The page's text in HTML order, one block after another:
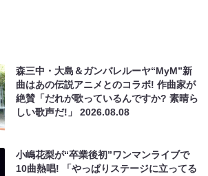
森三中・大島＆ガンバレルーヤ“MyM”新
曲はあの伝説アニメとのコラボ! 作曲家が
絶賛「だれが歌っているんですか? 素晴ら
しい歌声だ!」2026.08.08
小嶋花梨が“卒業後初”ワンマンライブで
10曲熱唱! 「やっぱりステージに立ってる